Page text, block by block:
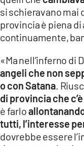
si schieravano mai
provincia è piena
continuamente,
«Ma nell’inferno di
angeli che non
o con Satana .
di provincia che
è farlo
tutti, l’interesse
dovrebbe essere